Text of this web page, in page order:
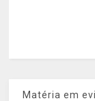
Matéria em